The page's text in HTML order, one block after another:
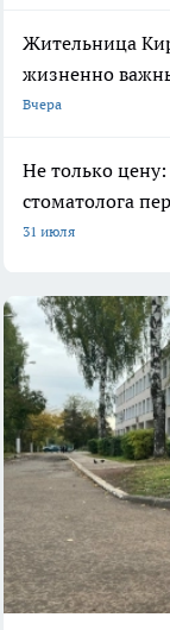
Жительница
жизненно
Вчера
Не только
стоматолога
31 июля